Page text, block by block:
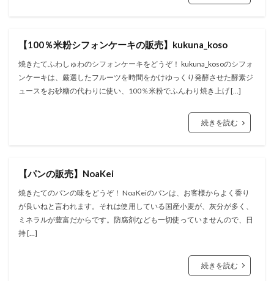
【100％米粉シフォンケーキの販売】kukuna_koso
焼きたてふわしゅわのシフォンケーキをどうぞ！ kukuna_kosoのシフォ
ンケーキは、厳選したフルーツを時間をかけゆっくり発酵させた酵素ジ
ュースをお砂糖の代わりに使い、100％米粉でふんわり焼き上げ […]
続きを読む
【パンの販売】NoaKei
焼きたてのパンの味をどうぞ！ NoaKeiのパンは、お客様からよく香り
が良いねと言われます。それは使用している国産小麦が、灰分が多く、
ミネラルが豊富だからです。防腐剤なども一切使っていませんので、日
持 […]
続きを読む